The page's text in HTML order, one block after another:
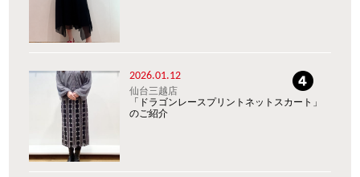
2026.01.12
仙台三越店
「ドラゴンレースプリントネットスカート」
のご紹介